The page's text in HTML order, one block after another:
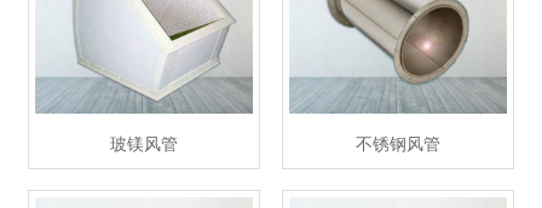
玻镁风管 不锈钢风管